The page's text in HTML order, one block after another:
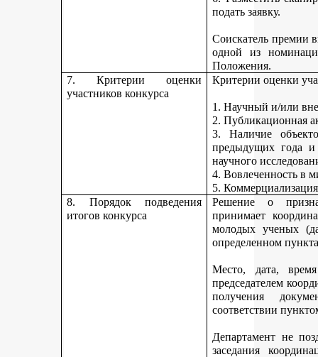
подать заявку.
Соискатель премии
одной из
Положения.
7. Критерии оценки
участников конкурса
Критерии оценки
1. Научный и/или
2. Публикационная
3. Наличие
предыдущих года
научного
4. Вовлеченность в
5.
8. Порядок подведения
итогов конкурса
Решение о
принимает
молодых ученых
определенном
Место, дата, время
председателем
получения
соответствии
Департамент не
заседания